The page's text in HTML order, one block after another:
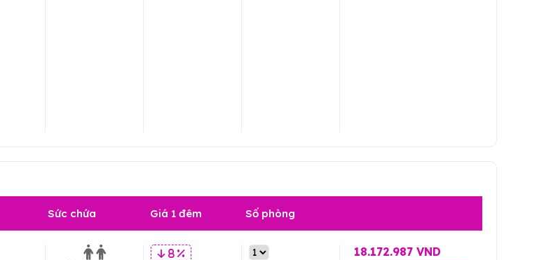
Sức chứa Giá 1 đêm Số phòng
8 %
18.172.987 VND